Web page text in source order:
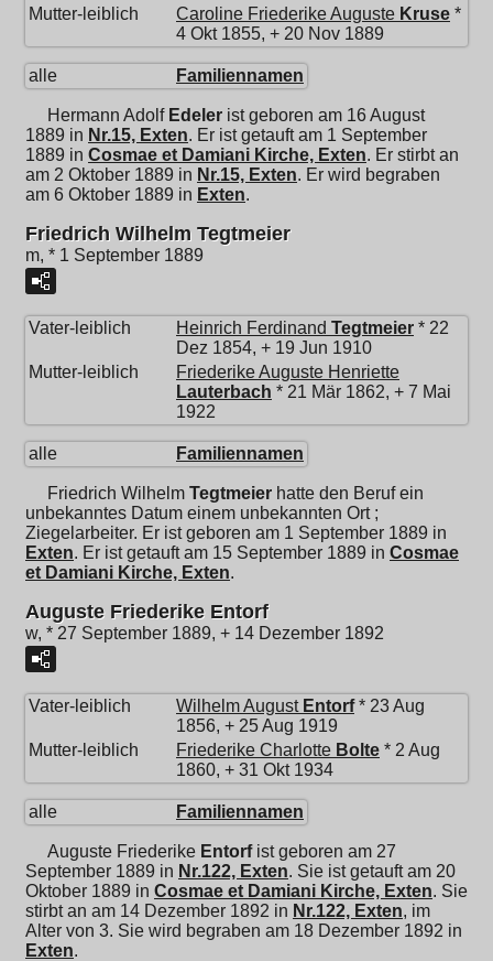
Mutter-leiblich
Caroline Friederike Auguste Kruse *
4 Okt 1855, + 20 Nov 1889
alle Familiennamen
Hermann Adolf Edeler ist geboren am 16 August
1889 in Nr.15, Exten. Er ist getauft am 1 September
1889 in Cosmae et Damiani Kirche, Exten. Er stirbt an
am 2 Oktober 1889 in Nr.15, Exten. Er wird begraben
am 6 Oktober 1889 in Exten.
Friedrich Wilhelm Tegtmeier
m, * 1 September 1889
Vater-leiblich Heinrich Ferdinand Tegtmeier * 22
Dez 1854, + 19 Jun 1910
Mutter-leiblich
Friederike Auguste Henriette
Lauterbach * 21 Mär 1862, + 7 Mai
1922
alle Familiennamen
Friedrich Wilhelm Tegtmeier hatte den Beruf ein
unbekanntes Datum einem unbekannten Ort ;
Ziegelarbeiter. Er ist geboren am 1 September 1889 in
Exten. Er ist getauft am 15 September 1889 in Cosmae
et Damiani Kirche, Exten.
Auguste Friederike Entorf
w, * 27 September 1889, + 14 Dezember 1892
Vater-leiblich Wilhelm August Entorf* 23 Aug
1856, + 25 Aug 1919
Mutter-leiblich
Friederike Charlotte Bolte * 2 Aug
1860, + 31 Okt 1934
alle Familiennamen
Auguste Friederike Entorfist geboren am 27
September 1889 in Nr.122, Exten. Sie ist getauft am 20
Oktober 1889 in Cosmae et Damiani Kirche, Exten. Sie
stirbt an am 14 Dezember 1892 in Nr.122, Exten, im
Alter von 3. Sie wird begraben am 18 Dezember 1892 in
Exten.